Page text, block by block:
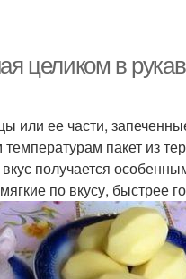
целиком в
или ее части,
пакет из
получается
по вкусу, быстрее